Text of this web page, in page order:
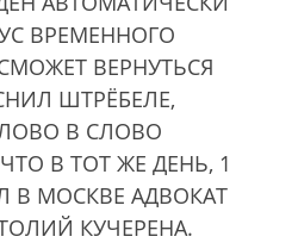
ВРЕМЕННОГО
ВЕРНУТЬСЯ
ШТРЁБЕЛЕ,
В СЛОВО
В ТОТ ЖЕ ДЕНЬ, 1
В МОСКВЕ АДВОКАТ
КУЧЕРЕНА.